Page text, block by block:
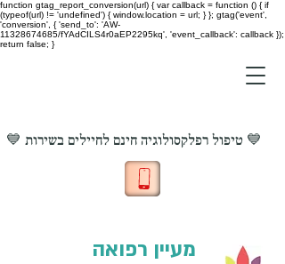
function gtag_report_conversion(url) { var callback = function () { if
(typeof(url) != 'undefined') { window.location = url; } }; gtag('event',
'conversion', { 'send_to': 'AW-
11328674685/fYAdCILS4r0aEP2295kq', 'event_callback': callback });
return false; }
💙 טיפול רפלקסולוגיה חינם לחיילים בשירות 💙
מעיין רפואה